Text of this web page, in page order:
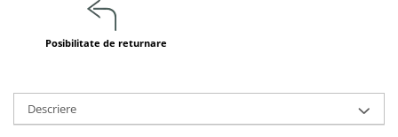
Trasee de motricitate
Wellness
Dezvoltarea limbajului
Posibilitate de returnare
Descriere